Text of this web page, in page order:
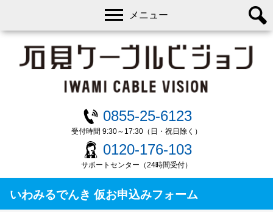
0855-25-6123
受付時間 9:30～17:30（日・祝日除く）
0120-176-103
サポートセンター（24時間受付）
メニュー
いわみるでんき 仮お申込みフォーム